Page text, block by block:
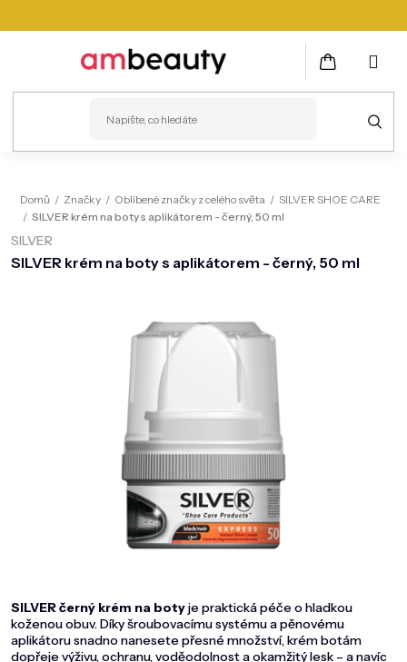
na
NÁKUPNÍ
KOŠÍK
VLASY
ZDRAVÍ
Domů / Značky / Oblíbené značky z celého světa / SILVER SHOE CARE
/ SILVER krém na boty s aplikátorem - černý, 50 ml
SILVER černý krém na botyje praktická péče o hladkou
koženou obuv. Díky šroubovacímu systému a pěnovému
aplikátoru snadno nanesete přesné množství, krém botám
dopřeje výživu, ochranu, voděodolnost a okamžitý lesk – a navíc
SILVER krém na boty s aplikátorem - černý, 50 ml
SILVER